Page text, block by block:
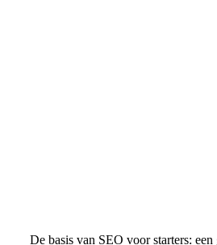
De basis van SEO voor starters: